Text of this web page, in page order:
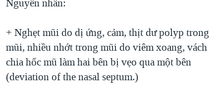
Nguyên nhân:
+ Nghẹt mũi do dị ứng, cảm, thịt dư polyp trong
mũi, nhiều nhớt trong mũi do viêm xoang, vách
chia hốc mũ làm hai bên bị vẹo qua một bên
(deviation of the nasal septum.)